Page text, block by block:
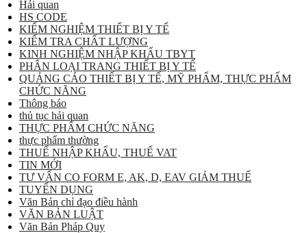
Hải quan
HS CODE
KIỂM NGHIỆM THIẾT BỊ Y TẾ
KIỂM TRA CHẤT LƯỢNG
KINH NGHIỆM NHẬP KHẨU TBYT
PHÂN LOẠI TRANG THIẾT BỊ Y TẾ
QUẢNG CÁO THIẾT BỊ Y TẾ, MỸ PHẨM, THỰC PHẨM
CHỨC NĂNG
Thông báo
thủ tục hải quan
THỰC PHẨM CHỨC NĂNG
thực phẩm thường
THUẾ NHẬP KHẨU, THUẾ VAT
TIN MỚI
TƯ VẤN CO FORM E, AK, D, EAV GIẢM THUẾ
TUYỂN DỤNG
Văn Bản chỉ đạo điều hành
VĂN BẢN LUẬT
Văn Bản Pháp Quy